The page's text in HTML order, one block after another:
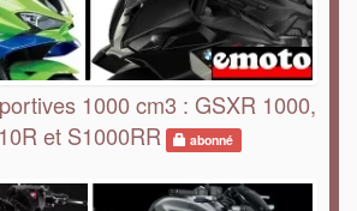
1000 cm3 : GSXR 1000,
et S1000RR
abonné